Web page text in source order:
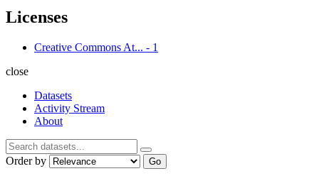
Licenses
Creative Commons At... - 1
close
Datasets
Activity Stream
About
Order by Go